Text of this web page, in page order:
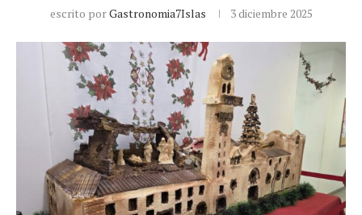
escrito porGastronomia7Islas 3 diciembre 2025